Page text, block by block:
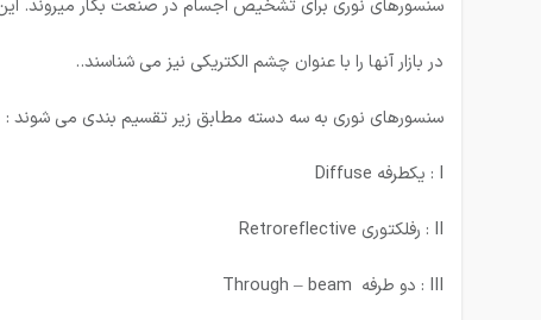
سنسورهای نوری برای تشخیص اجسام در صنعت بکار میروند. این
در بازار آنها را با عنوان چشم الکتریکی نیز می شناسند..
سنسورهای نوری به سه دسته مطابق زیر تقسیم بندی می شوند :
I : یكطرفه Diffuse
II : رفلكتوری Retroreflective
III : دو طرفه Through – beam